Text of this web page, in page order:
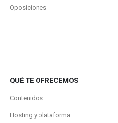
Oposiciones
QUÉ TE OFRECEMOS
Contenidos
Hosting y plataforma